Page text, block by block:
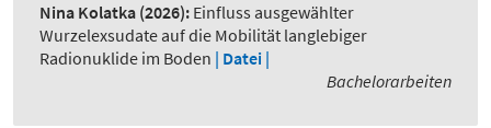
Nina Kolatka (2026): Einfluss ausgewählter
Wurzelexsudate auf die Mobilität langlebiger
Radionuklide im Boden | Datei |
Bachelorarbeiten